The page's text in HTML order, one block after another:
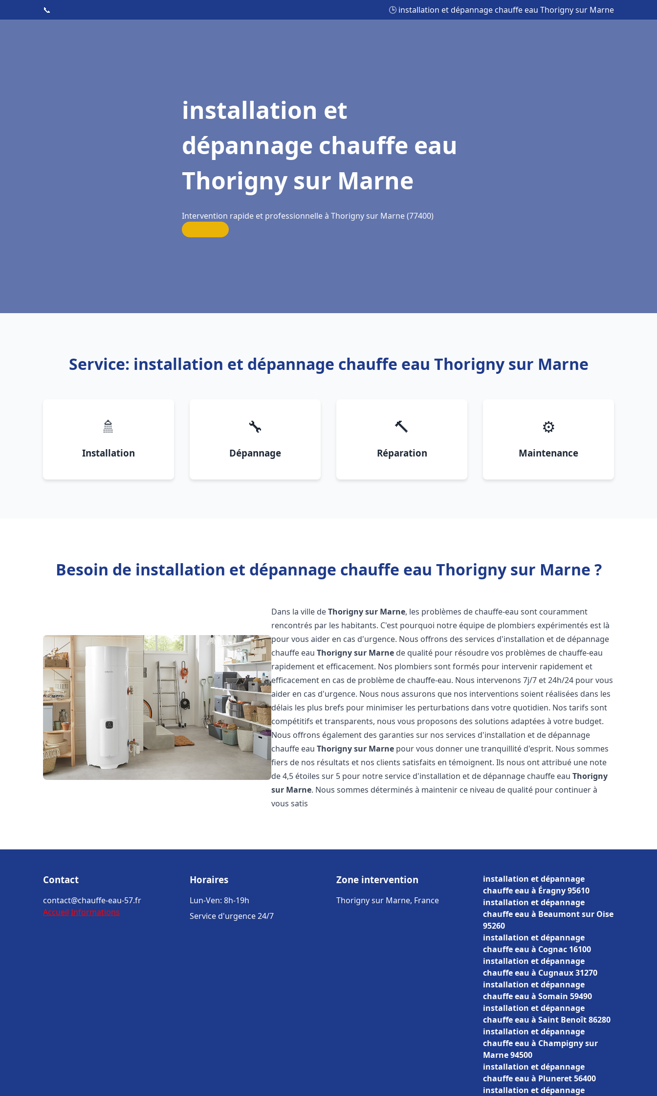
📞 🕒 installation et dépannage chauffe eau Thorigny sur Marne
installation et
dépannage chauffe eau
Thorigny sur Marne
Intervention rapide et professionnelle à Thorigny sur Marne (77400)
Service: installation et dépannage chauffe eau Thorigny sur Marne
🚿
Installation
🔧
Dépannage
🔨
Réparation
⚙️
Maintenance
Besoin de installation et dépannage chauffe eau Thorigny sur Marne ?
Dans la ville deThorigny sur Marne, les problèmes de chauffe-eau sont couramment
rencontrés par les habitants. C'est pourquoi notre équipe de plombiers expérimentés est là
pour vous aider en cas d'urgence. Nous offrons des services d'installation et de dépannage
chauffe eauThorigny sur Marne de qualité pour résoudre vos problèmes de chauffe-eau
rapidement et efficacement. Nos plombiers sont formés pour intervenir rapidement et
efficacement en cas de problème de chauffe-eau. Nous intervenons 7j/7 et 24h/24 pour vous
aider en cas d'urgence. Nous nous assurons que nos interventions soient réalisées dans les
délais les plus brefs pour minimiser les perturbations dans votre quotidien. Nos tarifs sont
compétitifs et transparents, nous vous proposons des solutions adaptées à votre budget.
Nous offrons également des garanties sur nos services d'installation et de dépannage
chauffe eauThorigny sur Marne pour vous donner une tranquillité d'esprit. Nous sommes
fiers de nos résultats et nos clients satisfaits en témoignent. Ils nous ont attribué une note
de 4,5 étoiles sur 5 pour notre service d'installation et de dépannage chauffe eauThorigny
sur Marne. Nous sommes déterminés à maintenir ce niveau de qualité pour continuer à
vous satis
Contact
contact@chauffe-eau-57.fr
Accueil Informations
Horaires
Lun-Ven: 8h-19h
Service d'urgence 24/7
Zone intervention
Thorigny sur Marne, France
installation et dépannage
chauffe eau à Éragny 95610
installation et dépannage
chauffe eau à Beaumont sur Oise
95260
installation et dépannage
chauffe eau à Cognac 16100
installation et dépannage
chauffe eau à Cugnaux 31270
installation et dépannage
chauffe eau à Somain 59490
installation et dépannage
chauffe eau à Saint Benoît 86280
installation et dépannage
chauffe eau à Champigny sur
Marne 94500
installation et dépannage
chauffe eau à Pluneret 56400
installation et dépannage